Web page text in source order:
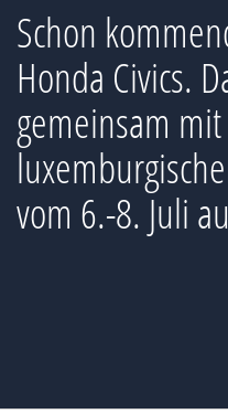
Schon
Honda Civics.
gemeinsam
vom 6.-8. Juli